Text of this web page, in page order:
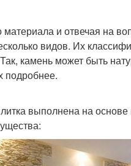
и отвечая на
видов. Их
камень может быть
подробнее.
выполнена на